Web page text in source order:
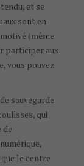
et se
sont en
(même
participer aux
vous pouvez
sauvegarde
qui
de
le centre